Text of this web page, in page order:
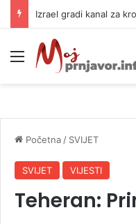
Izrael gradi kanal za
Meni
Početna / SVIJET
SVIJET VIJESTI
Teheran: